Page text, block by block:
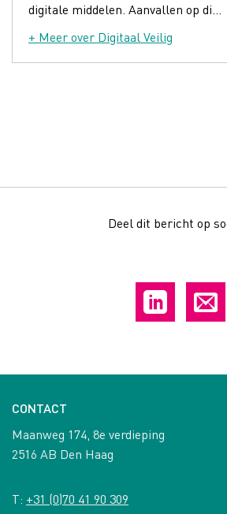
digitale middelen. Aanvallen op di...
+ Meer over Digitaal Veilig
Deel dit bericht op
CONTACT
Maanweg 174, 8e verdieping
2516 AB Den Haag
T: +31 (0)70 41 90 309